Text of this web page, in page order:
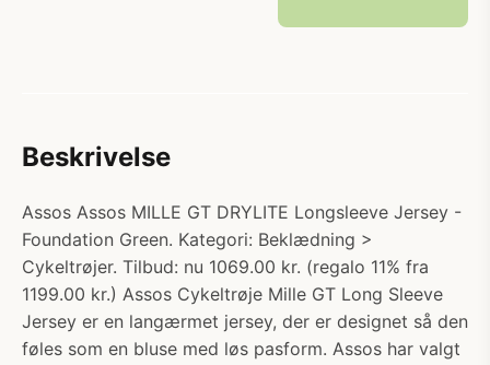
Beskrivelse
Assos Assos MILLE GT DRYLITE Longsleeve Jersey -
Foundation Green. Kategori: Beklædning >
Cykeltrøjer. Tilbud: nu 1069.00 kr. (regalo 11% fra
1199.00 kr.) Assos Cykeltrøje Mille GT Long Sleeve
Jersey er en langærmet jersey, der er designet så den
føles som en bluse med løs pasform. Assos har valgt